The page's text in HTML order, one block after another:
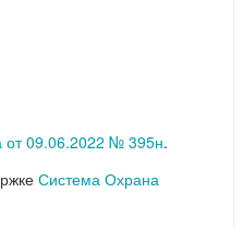
от 09.06.2022 № 395н.
Система Охрана